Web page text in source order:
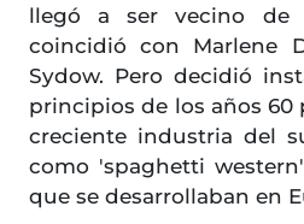
llegó a ser vecino de
coincidió con Marlene
Sydow. Pero decidió
principios de los años 60
creciente industria del
como 'spaghetti
que se desarrollaban en